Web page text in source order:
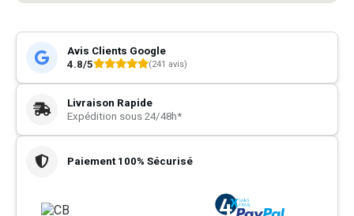
Avis Clients Google
4.8/5
(241 avis)
Livraison Rapide
Expédition sous 24/48h*
Paiement 100% Sécurisé